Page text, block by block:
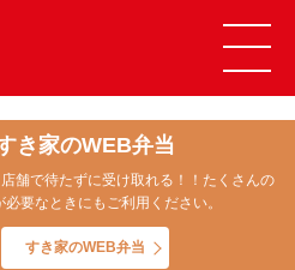
き家のWEB弁当
舗で待たずに受け取れる！！たくさんの
必要なときにもご利用ください。
すき家のWEB弁当